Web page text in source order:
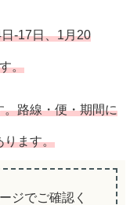
-17日、1月20
。
路線・便・期間に
ります。
ジでご確認く